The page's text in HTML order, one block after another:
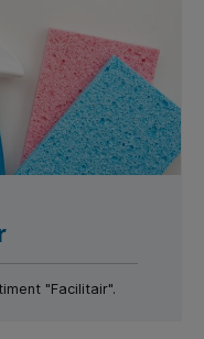
"Facilitair".